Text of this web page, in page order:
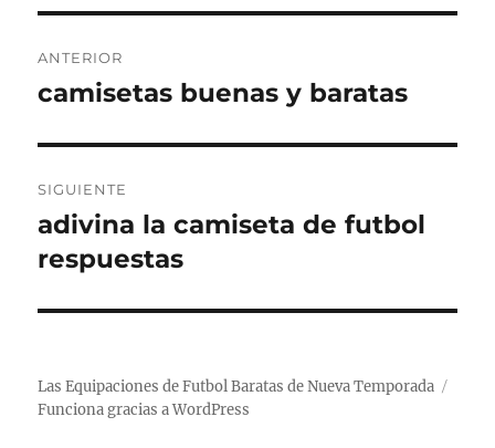
de
ANTERIOR
Entrada
camisetas buenas y baratas
SIGUIENTE
Entrada
siguiente:
adivina la camiseta de futbol
respuestas
Las Equipaciones de Futbol Baratas de Nueva Temporada
Funciona gracias a WordPress